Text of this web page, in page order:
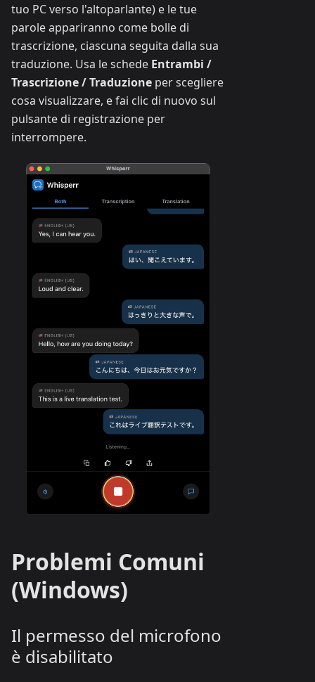
tuo PC verso l'altoparlante) e le tue
parole appariranno come bolle di
trascrizione, ciascuna seguita dalla sua
traduzione. Usa le schede Entrambi /
Trascrizione / Traduzione per scegliere
cosa visualizzare, e fai clic di nuovo sul
pulsante di registrazione per
interrompere.
Problemi Comuni
(Windows)
Il permesso del microfono
è disabilitato